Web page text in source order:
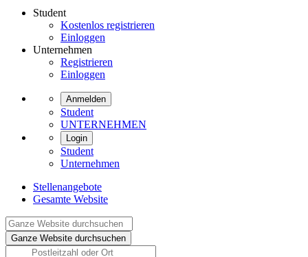
Student
Kostenlos registrieren
Einloggen
Unternehmen
Registrieren
Einloggen
Anmelden
Student
UNTERNEHMEN
Login
Student
Unternehmen
Stellenangebote
Gesamte Website